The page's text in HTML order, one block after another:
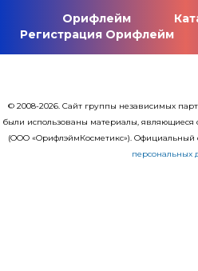
Орифлейм
Регистрация Орифлейм
© 2008-2026. Сайт группы независимых
были использованы материалы,
(ООО «ОрифлэймКосметикс»). Официальный
персональных